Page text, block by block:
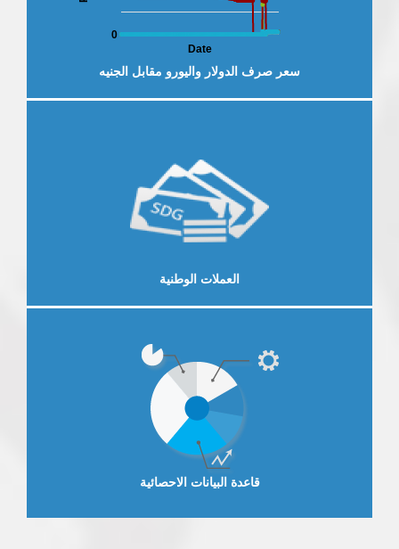
العرض الاقتصادي والمالي
إقرأ المزيد
0
Date
سعر صرف الدولار واليورو مقابل الجنيه
العملات الوطنية
قاعدة البيانات الاحصائية